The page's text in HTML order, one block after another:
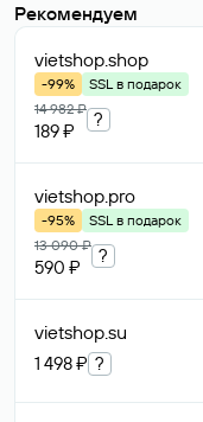
Рекомендуем
vietshop.shop
-99%
SSL в подарок
14 982 ₽
189 ₽
?
vietshop.pro
-95%
SSL в подарок
13 090 ₽
590 ₽
?
vietshop.su
1 498 ₽ ?